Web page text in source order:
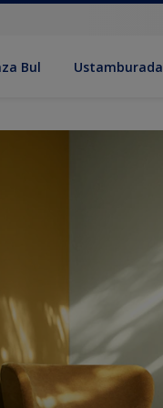
Bul Ustamburada